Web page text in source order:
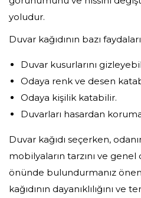
yoludur.
Duvar kağıdının bazı
Duvar kusurlarını
Odaya renk ve desen
Odaya kişilik katabilir.
Duvarları hasardan
Duvar kağıdı seçerken,
mobilyaların tarzını ve genel
önünde bulundurmanız
kağıdının dayanıklılığını ve